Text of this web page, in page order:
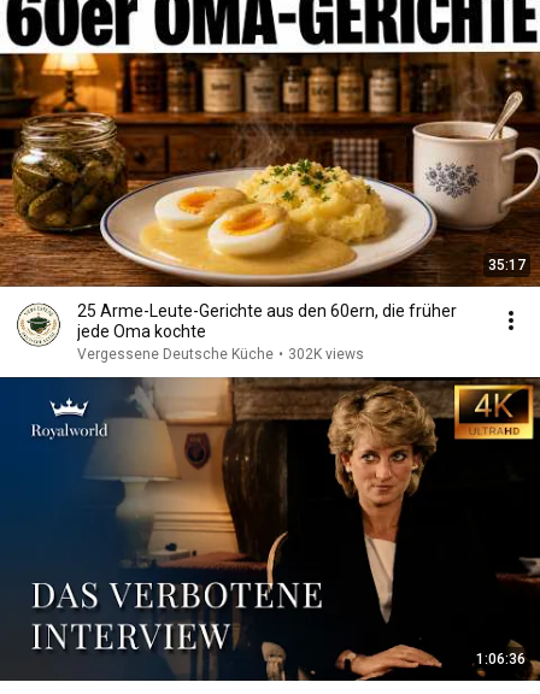
35:17
25 Arme-Leute-Gerichte aus den 60ern, die früher
jede Oma kochte
Vergessene Deutsche Küche • 302K views
1:06:36